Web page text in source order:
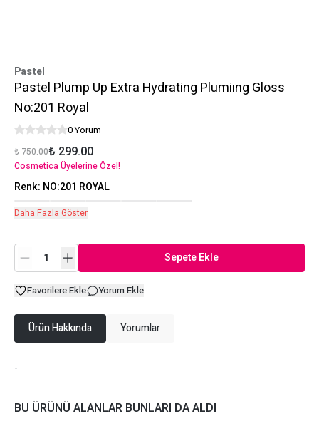
Pastel
Pastel Plump Up Extra Hydrating Plumiıng Gloss
No:201 Royal
0 Yorum
₺ 750.00₺ 299.00
Cosmetica Üyelerine Özel!
Renk: NO:201 ROYAL
Daha Fazla Göster
Sepete Ekle
Favorilere Ekle Yorum Ekle
Ürün Hakkında Yorumlar
-
BU ÜRÜNÜ ALANLAR BUNLARI DA ALDI